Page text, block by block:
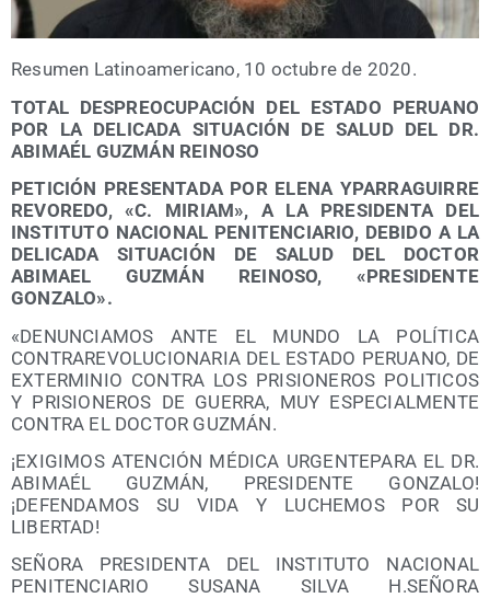
Resu­men Lati­no­ame­ri­cano, 10 octu­bre de 2020.
TOTAL DESPREOCUPACIÓN DEL ESTADO PERUANO
POR LA DELICADA SITUACIÓN DE SALUD DEL DR.
ABIMAÉL GUZMÁN REINOSO
PETICIÓN PRESENTADA POR ELENA YPARRAGUIRRE
REVOREDO, «C. MIRIAM», A LA PRESIDENTA DEL
INSTITUTO NACIONAL PENITENCIARIO, DEBIDO A LA
DELICADA SITUACIÓN DE SALUD DEL DOCTOR
ABIMAEL GUZMÁN REINOSO, «PRESIDENTE
GONZALO».
«DENUNCIAMOS ANTE EL MUNDO LA POLÍTICA
CONTRAREVOLUCIONARIA DEL ESTADO PERUANO, DE
EXTERMINIO CONTRA LOS PRISIONEROS POLITICOS
Y PRISIONEROS DE GUERRA, MUY ESPECIALMENTE
CONTRA EL DOCTOR GUZMÁN.
¡EXIGIMOS ATENCIÓN MÉDICA URGENTEPARA EL DR.
ABIMAÉL GUZMÁN, PRESIDENTE GONZALO!
¡DEFENDAMOS SU VIDA Y LUCHEMOS POR SU
LIBERTAD!
SEÑORA PRESIDENTA DEL INSTITUTO NACIONAL
PENITENCIARIO SUSANA SILVA H.SEÑORA